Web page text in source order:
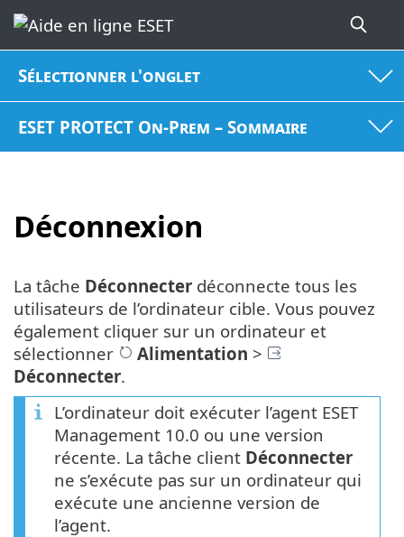
Sélectionner l'onglet
ESET PROTECT On-Prem – Sommaire
Déconnexion
La tâche Déconnecter déconnecte tous les
utilisateurs de l’ordinateur cible. Vous pouvez
également cliquer sur un ordinateur et
sélectionner
Alimentation >
Déconnecter.
L’ordinateur doit exécuter l’agent ESET
Management 10.0 ou une version
récente. La tâche client Déconnecter
ne s’exécute pas sur un ordinateur qui
exécute une ancienne version de
l’agent.